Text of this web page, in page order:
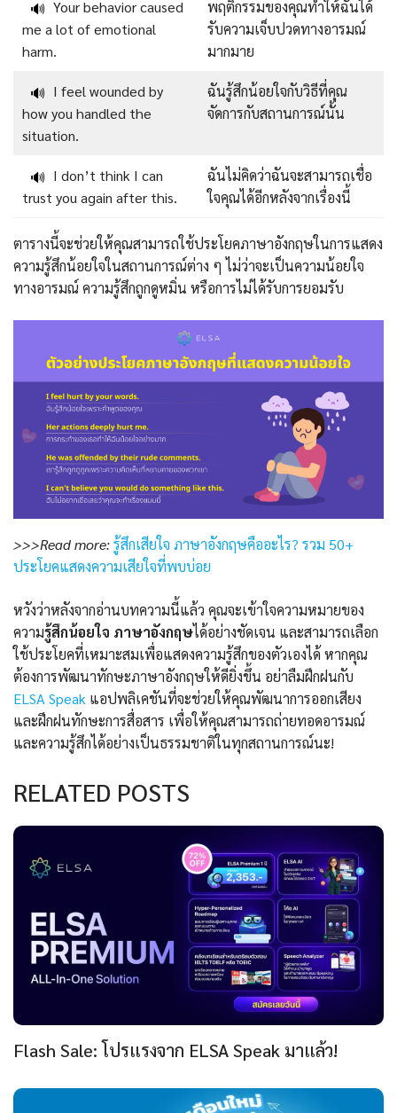
🔊 Your behavior caused
me a lot of emotional
harm.
พฤติกรรมของคุณทำให้ฉันได้
รับความเจ็บปวดทางอารมณ์
มากมาย
🔊 I feel wounded by
how you handled the
situation.
ฉันรู้สึกน้อยใจกับวิธีที่คุณ
จัดการกับสถานการณ์นั้น
🔊 I don’t think I can
trust you again after this.
ฉันไม่คิดว่าฉันจะสามารถเชื่อ
ใจคุณได้อีกหลังจากเรื่องนี้
ตารางนี้จะช่วยให้คุณสามารถใช้ประโยคภาษาอังกฤษในการแสดง
ความรู้สึกน้อยใจในสถานการณ์ต่าง ๆ ไม่ว่าจะเป็นความน้อยใจ
ทางอารมณ์ ความรู้สึกถูกดูหมิ่น หรือการไม่ได้รับการยอมรับ
>>>Read more:รู้สึกเสียใจ ภาษาอังกฤษคืออะไร? รวม 50+
ประโยคแสดงความเสียใจที่พบบ่อย
หวังว่าหลังจากอ่านบทความนี้แล้ว คุณจะเข้าใจความหมายของ
ความรู้สึกน้อยใจ ภาษาอังกฤษได้อย่างชัดเจน และสามารถเลือก
ใช้ประโยคที่เหมาะสมเพื่อแสดงความรู้สึกของตัวเองได้ หากคุณ
ต้องการพัฒนาทักษะภาษาอังกฤษให้ดียิ่งขึ้น อย่าลืมฝึกฝนกับ
ELSA Speak แอปพลิเคชันที่จะช่วยให้คุณพัฒนาการออกเสียง
และฝึกฝนทักษะการสื่อสาร เพื่อให้คุณสามารถถ่ายทอดอารมณ์
และความรู้สึกได้อย่างเป็นธรรมชาติในทุกสถานการณ์นะ!
RELATED POSTS
Flash Sale: โปรแรงจาก ELSA Speak มาแล้ว!